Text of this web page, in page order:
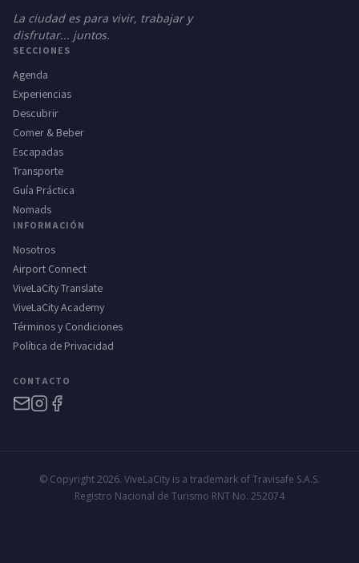
La ciudad es para vivir, trabajar y
disfrutar... juntos.
SECCIONES
Agenda
Experiencias
Descubrir
Comer & Beber
Escapadas
Transporte
Guía Práctica
Nomads
INFORMACIÓN
Nosotros
Airport Connect
ViveLaCity Translate
ViveLaCity Academy
Términos y Condiciones
Política de Privacidad
CONTACTO
© Copyright 2026. ViveLaCity is a trademark of Travisafe S.A.S.
Registro Nacional de Turismo RNT No. 252074